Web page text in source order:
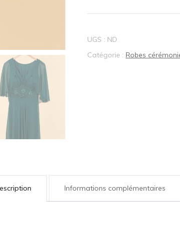
UGS : ND
Catégorie : Robes
Informations complémentaires